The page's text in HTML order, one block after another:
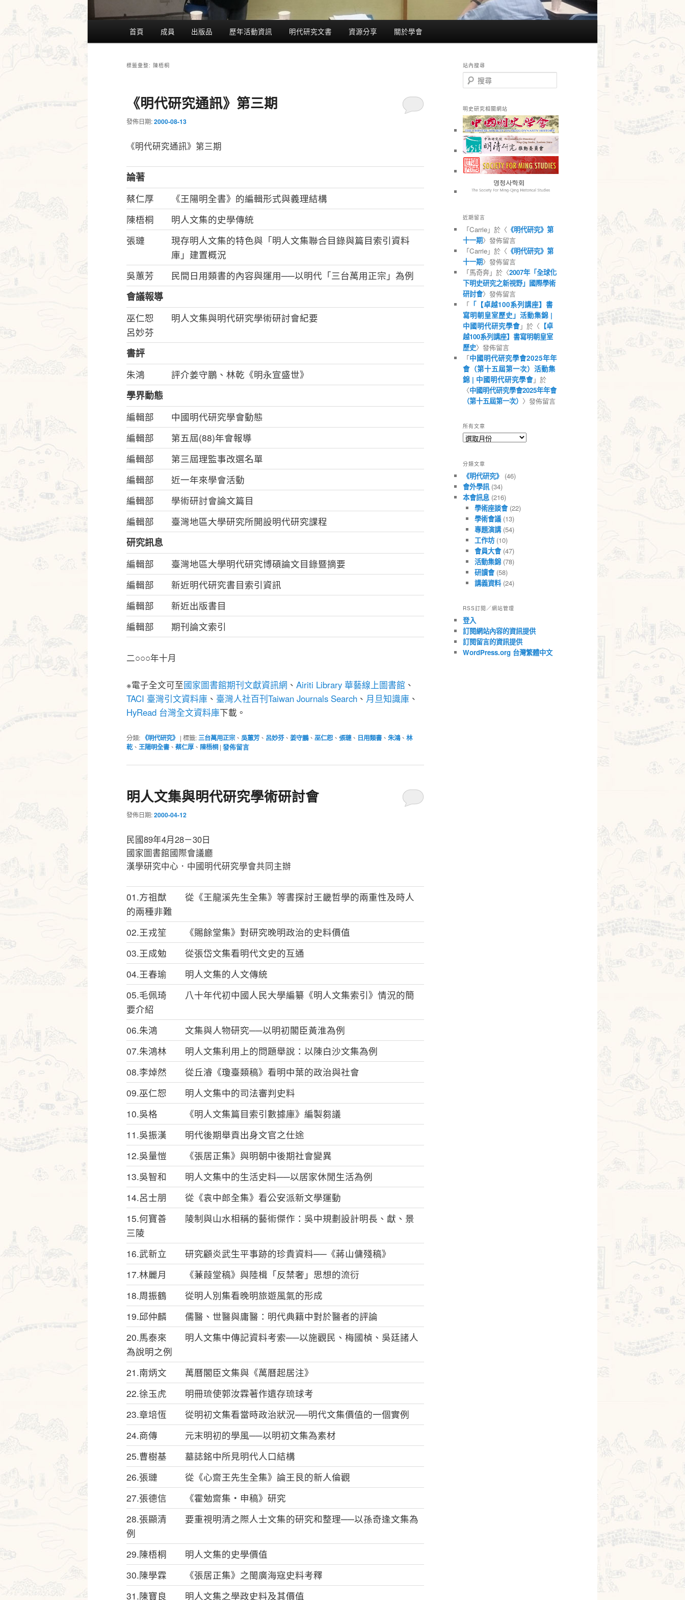
首頁 成員 出版品 歷年活動資訊 明代研究文書 資源分享 關於學會
標籤彙整: 陳梧桐
《明代研究通訊》第三期
發佈日期:2000-08-13
《明代研究通訊》第三期
論著
蔡仁厚
《王陽明全書》的編輯形式與義理結構
陳梧桐
明人文集的史學傳統
張璉
現存明人文集的特色與「明人文集聯合目錄與篇目索引資料
庫」建置概況
吳蕙芳
民間日用類書的內容與運用──以明代「三台萬用正宗」為例
會議報導
巫仁恕
呂妙芬
明人文集與明代研究學術研討會紀要
書評
朱鴻 評介姜守鵬、林乾《明永宣盛世》
學界動態
編輯部
中國明代研究學會動態
編輯部
第五屆(88)年會報導
編輯部
第三屆理監事改選名單
編輯部
近一年來學會活動
編輯部
學術研討會論文篇目
編輯部
臺灣地區大學研究所開設明代研究課程
研究訊息
編輯部
臺灣地區大學明代研究博碩論文目錄暨摘要
編輯部
新近明代研究書目索引資訊
編輯部
新近出版書目
編輯部
期刊論文索引
二○○○年十月
※電子全文可至國家圖書館期刊文獻資訊網 、 Airiti Library 華藝線上圖書館 、
TACI 臺灣引文資料庫 、 臺灣人社百刊Taiwan Journals Search 、 月旦知識庫 、
HyRead 台灣全文資料庫下載。
分類: 《明代研究》 | 標籤:三台萬用正宗、 吳蕙芳、 呂妙芬、 姜守鵬、 巫仁恕 、 張璉、 日用類書、 朱鴻、 林
乾、 王陽明全書、 蔡仁厚、 陳梧桐 | 發佈留言
明人文集與明代研究學術研討會
發佈日期:2000-04-12
民國89年4月28－30日
國家圖書館國際會議廳
漢學研究中心．中國明代研究學會共同主辦
01.方祖猷 從《王龍溪先生全集》等書探討王畿哲學的兩重性及時人
的兩種非難
02.王戎笙 《賜餘堂集》對研究晚明政治的史料價值
03.王成勉 從張岱文集看明代文史的互通
04.王春瑜 明人文集的人文傳統
05.毛佩琦 八十年代初中國人民大學編纂《明人文集索引》情況的簡
要介紹
06.朱鴻 文集與人物研究──以明初閣臣黃淮為例
07.朱鴻林 明人文集利用上的問題舉說：以陳白沙文集為例
08.李焯然 從丘濬《瓊臺類稿》看明中葉的政治與社會
09.巫仁恕 明人文集中的司法審判史料
10.吳格 《明人文集篇目索引數據庫》編製芻議
11.吳振漢 明代後期舉貢出身文官之仕途
12.吳量愷 《張居正集》與明朝中後期社會變異
13.吳智和 明人文集中的生活史料──以居家休閒生活為例
14.呂士朋 從《袁中郎全集》看公安派新文學運動
15.何寶善 陵制與山水相稱的藝術傑作：吳中規劃設計明長、獻、景
三陵
16.武新立 研究顧炎武生平事跡的珍貴資料──《蔣山傭殘稿》
17.林麗月 《蒹葭堂稿》與陸楫「反禁奢」思想的流衍
18.周振鶴 從明人別集看晚明旅遊風氣的形成
19.邱仲麟 儒醫、世醫與庸醫：明代典籍中對於醫者的評論
20.馬泰來 明人文集中傳記資料考索──以施觀民、梅國楨、吳廷諸人
為說明之例
21.南炳文 萬曆閣臣文集與《萬曆起居注》
22.徐玉虎 明冊琉使郭汝霖著作遺存琉球考
23.章培恆 從明初文集看當時政治狀況──明代文集價值的一個實例
24.商傳 元末明初的學風──以明初文集為素材
25.曹樹基 墓誌銘中所見明代人口結構
26.張璉 從《心齋王先生全集》論王艮的新人倫觀
27.張德信 《霍勉齋集‧申稿》研究
28.張顯清 要重視明清之際人士文集的研究和整理──以孫奇逢文集為
例
29.陳梧桐 明人文集的史學價值
30.陳學霖 《張居正集》之閩廣海寇史料考釋
31.陳寶良 明人文集之學政史料及其價值
站內搜尋
搜
尋
明史研究相關網站
近期留言
「Carrie」於〈 《明代研究》第
十一期〉發佈留言
「Carrie」於〈 《明代研究》第
十一期〉發佈留言
「馬奇奔」於〈2007年「全球化
下明史研究之新視野」國際學術
研討會〉發佈留言
「 「【卓越100系列講座】書
寫明朝皇室歷史」活動集錦 |
中國明代研究學會」於〈 【卓
越100系列講座】書寫明朝皇室
歷史〉發佈留言
「中國明代研究學會2025年年
會（第十五屆第一次）活動集
錦 | 中國明代研究學會」於
〈中國明代研究學會2025年年會
（第十五屆第一次） 〉發佈留言
所有文章
所
章
分類文章
《明代研究》 (46)
會外學訊 (34)
本會訊息 (216)
學術座談會(22)
學術會議(13)
專題演講(54)
工作坊(10)
會員大會(47)
活動集錦(78)
研讀會(58)
講義資料(24)
RSS訂閱／網站管理
登入
訂閱網站內容的資訊提供
訂閱留言的資訊提供
WordPress.org 台灣繁體中文